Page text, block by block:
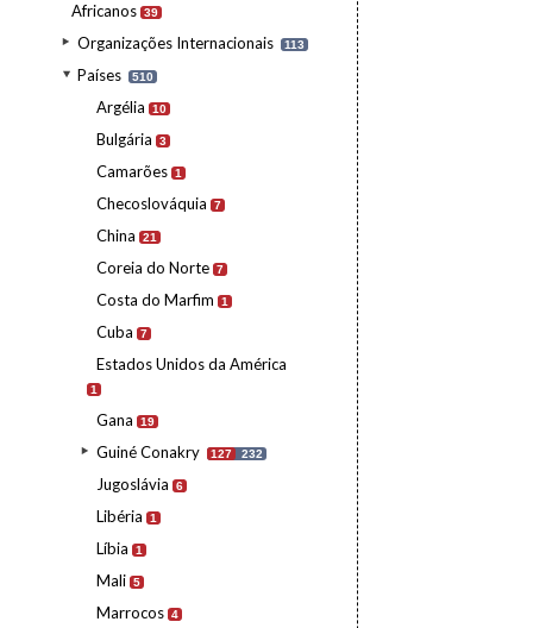
Africanos 39
Organizações Internacionais 113
Países 510
Argélia 10
Bulgária 3
Camarões 1
Checoslováquia 7
China 21
Coreia do Norte 7
Costa do Marfim 1
Cuba 7
Estados Unidos da América
1
Gana 19
Guiné Conakry 127 232
Jugoslávia 6
Libéria 1
Líbia 1
Mali 5
Marrocos 4